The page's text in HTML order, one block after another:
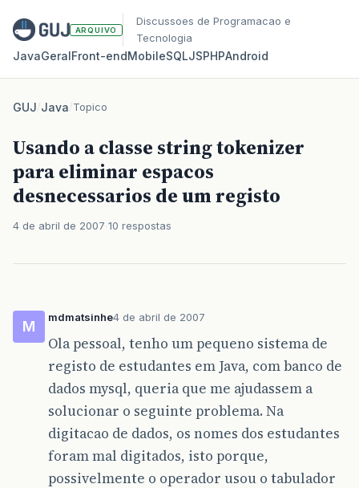
ARQUIVO
Discussoes de Programacao e
Tecnologia
JavaGeralFront‑endMobileSQLJSPHPAndroid
GUJ/Java/Topico
Usando a classe string tokenizer
para eliminar espacos
desnecessarios de um registo
4 de abril de 2007 10 respostas
M
mdmatsinhe4 de abril de 2007
Ola pessoal, tenho um pequeno sistema de
registo de estudantes em Java, com banco de
dados mysql, queria que me ajudassem a
solucionar o seguinte problema. Na
digitacao de dados, os nomes dos estudantes
foram mal digitados, isto porque,
possivelmente o operador usou o tabulador